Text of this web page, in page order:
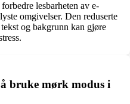
lesbarheten av e-
omgivelser. Den reduserte
og bakgrunn kan gjøre
bruke mørk modus i